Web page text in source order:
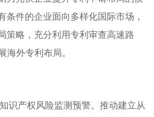
条件的企业面向多样化国际市场，
策略，充分利用专利审查高速路